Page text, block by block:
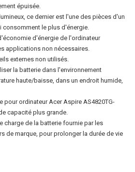
épuisée.
ce dernier est l'une des pièces d'un
consomment le plus d'énergie.
d'énergie de l'ordinateur
applications non nécessaires.
externes non utilisés.
la batterie dans l'environnement
haute/baisse, dans un endroit humide,
pour ordinateur Acer Aspire AS4820TG-
capacité plus grande.
charge de la batterie fournie par les
de marque, pour prolonger la durée de vie